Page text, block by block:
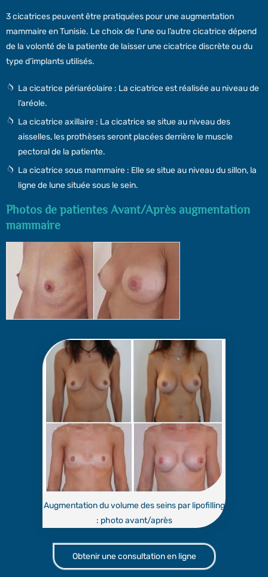
3 cicatrices peuvent être pratiquées pour une augmentation
mammaire en Tunisie. Le choix de l’une ou l’autre cicatrice dépend
de la volonté de la patiente de laisser une cicatrice discrète ou du
type d’implants utilisés.
La cicatrice périaréolaire : La cicatrice est réalisée au niveau de
l’aréole.
La cicatrice axillaire : La cicatrice se situe au niveau des
aisselles, les prothèses seront placées derrière le muscle
pectoral de la patiente.
La cicatrice sous mammaire : Elle se situe au niveau du sillon, la
ligne de lune située sous le sein.
Photos de patientes Avant/Après augmentation
mammaire
Augmentation du volume des seins par lipofilling
: photo avant/après
Obtenir une consultation en ligne